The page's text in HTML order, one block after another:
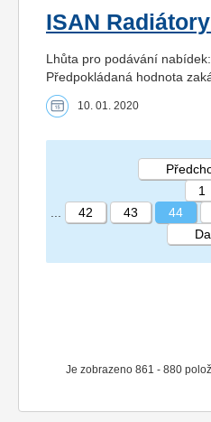
ISAN
Lhůta pro podávání
Předpokládaná hodnota
10. 01. 2020
STRÁNKA
Je zobrazeno 861 - 880
1
42 43 44